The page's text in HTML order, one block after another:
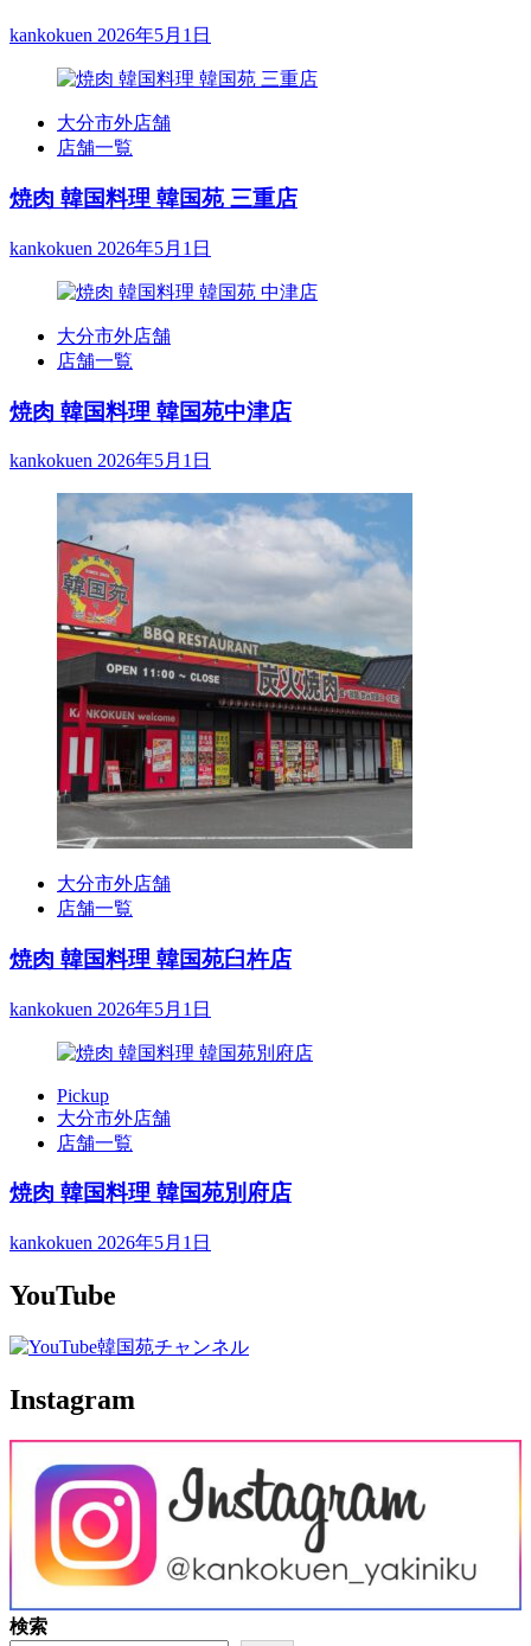
kankokuen 2026年5月1日
大分市外店舗
店舗一覧
焼肉 韓国料理 韓国苑 三重店
kankokuen 2026年5月1日
大分市外店舗
店舗一覧
焼肉 韓国料理 韓国苑中津店
kankokuen 2026年5月1日
大分市外店舗
店舗一覧
焼肉 韓国料理 韓国苑臼杵店
kankokuen 2026年5月1日
Pickup
大分市外店舗
店舗一覧
焼肉 韓国料理 韓国苑別府店
kankokuen 2026年5月1日
YouTube
Instagram
検索